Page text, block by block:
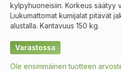
kylpyhuoneisiin. Korkeus säätyy
Liukumattomat kumijalat pitävät
alustalla. Kantavuus 150 kg.
Varastossa
Ole ensimmäinen tuotteen